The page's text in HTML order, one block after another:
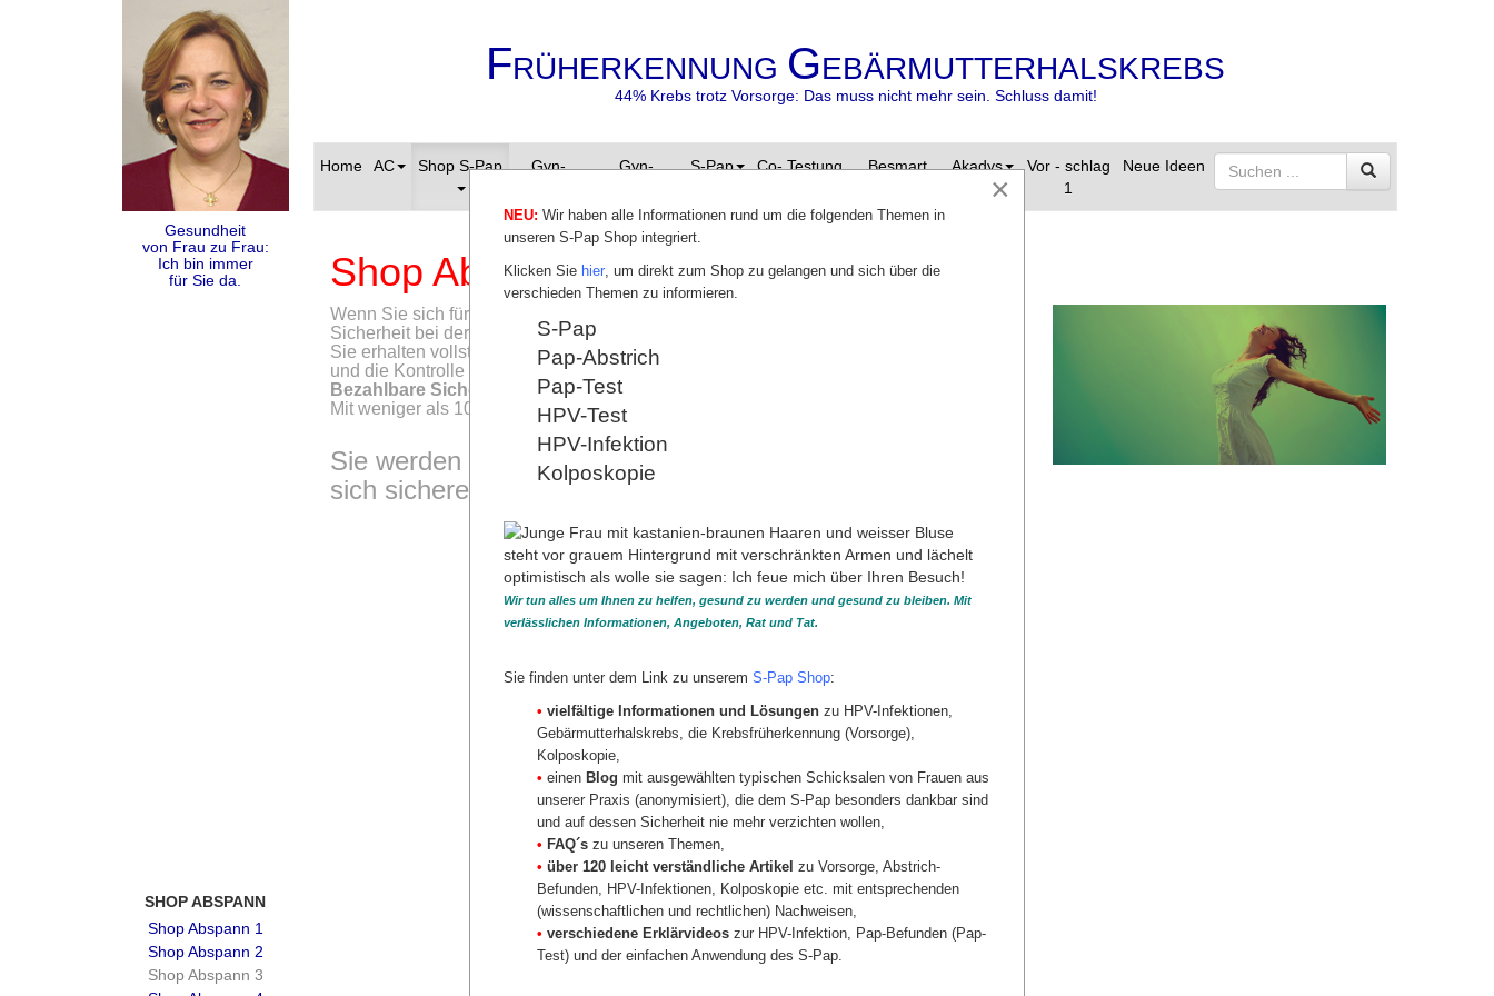
FRÜHERKENNUNG GEBÄRMUTTERHALSKREBS
44% Krebs trotz Vorsorge: Das muss nicht mehr sein. Schluss damit!
Home AC Shop S-Pap
Gyn-
Gyn-
S-Pap Co- Testung
Besmart
Akadys
Vor - schlag
1
Neue Ideen
Gesundheit
von Frau zu Frau:
Ich bin immer
für Sie da.
Shop Abspann 3
Wenn Sie sich für den S-Pap entscheiden, gewinnen Sie
Sicherheit bei der Vorsorge, egal zu welchem Frauenarzt Sie gehen.
Sie erhalten vollständigen Einblick in Ihre Befund-Ergebnisse
und die Kontrolle über die Qualität des Pap-Abstrichs.
Bezahlbare Sicherheit ist ein Privileg!
Mit weniger als 100 Euro können auch Sie daran teilhaben.
Sie werden es genießen,
sich sicherer und besser zu fühlen.
SHOP ABSPANN
Shop Abspann 1
Shop Abspann 2
Shop Abspann 3
×
NEU: Wir haben alle Informationen rund um die folgenden Themen in
unseren S-Pap Shop integriert.
Klicken Sie hier , um direkt zum Shop zu gelangen und sich über die
verschieden Themen zu informieren.
S-Pap
Pap-Abstrich
Pap-Test
HPV-Test
HPV-Infektion
Kolposkopie
Wir tun alles um Ihnen zu helfen, gesund zu werden und gesund zu bleiben. Mit
verlässlichen Informationen, Angeboten, Rat und Tat.
Sie finden unter dem Link zu unserem S-Pap Shop:
• vielfältige Informationen und Lösungen zu HPV-Infektionen,
Gebärmutterhalskrebs, die Krebsfrüherkennung (Vorsorge),
Kolposkopie,
• einen Blog mit ausgewählten typischen Schicksalen von Frauen aus
unserer Praxis (anonymisiert), die dem S-Pap besonders dankbar sind
und auf dessen Sicherheit nie mehr verzichten wollen,
• FAQ´s zu unseren Themen,
• über 120 leicht verständliche Artikel zu Vorsorge, Abstrich-
Befunden, HPV-Infektionen, Kolposkopie etc. mit entsprechenden
(wissenschaftlichen und rechtlichen) Nachweisen,
• verschiedene Erklärvideos zur HPV-Infektion, Pap-Befunden (Pap-
Test) und der einfachen Anwendung des S-Pap.